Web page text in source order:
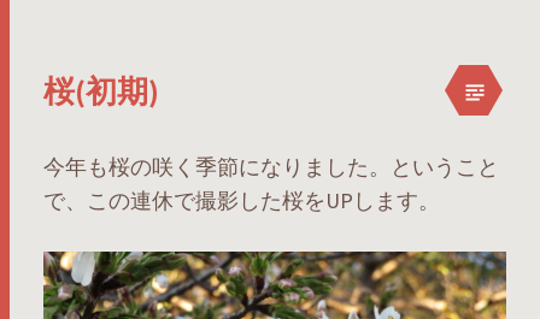
桜(初期)
今年も桜の咲く季節になりました。ということ
で、この連休で撮影した桜をUPします。